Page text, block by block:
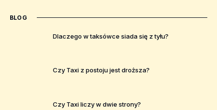
BLOG
Dlaczego w taksówce siada się z tyłu?
Czy Taxi z postoju jest droższa?
Czy Taxi liczy w dwie strony?